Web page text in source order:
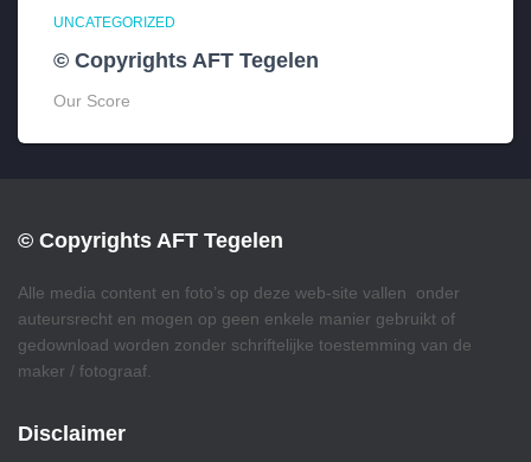
UNCATEGORIZED
© Copyrights AFT Tegelen
Our Score
© Copyrights AFT Tegelen
Alle media content en foto’s op deze web-site vallen onder
auteursrecht en mogen op geen enkele manier gebruikt of
gedownload worden zonder schriftelijke toestemming van de
maker / fotograaf.
Disclaimer